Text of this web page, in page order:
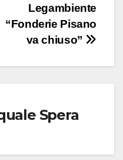
Legambiente
“Fonderie Pisano
va chiuso”
Spera